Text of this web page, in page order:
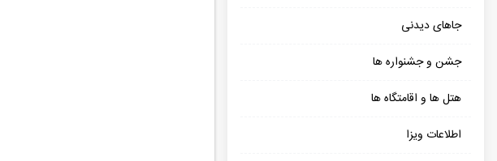
جاهای دیدنی
جشن و جشنواره ها
هتل ها و اقامتگاه ها
اطلاعات ویزا